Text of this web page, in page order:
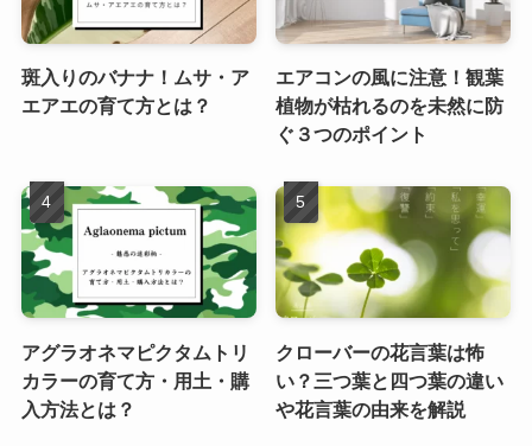
斑入りのバナナ！ムサ・ア
エアエの育て方とは？
エアコンの風に注意！観葉
植物が枯れるのを未然に防
ぐ３つのポイント
アグラオネマピクタムトリ
カラーの育て方・用土・購
入方法とは？
クローバーの花言葉は怖
い？三つ葉と四つ葉の違い
や花言葉の由来を解説